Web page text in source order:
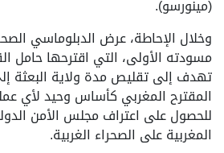
(مينورسو).
وخلال الإحاطة، عرض الدبلوماسي
مسودته الأولى، التي اقترحها حامل
تهدف إلى تقليص مدة ولاية البعثة
المقترح المغربي كأساس وحيد لأي
للحصول على اعتراف مجلس الأمن
المغربية على الصحراء الغربية.